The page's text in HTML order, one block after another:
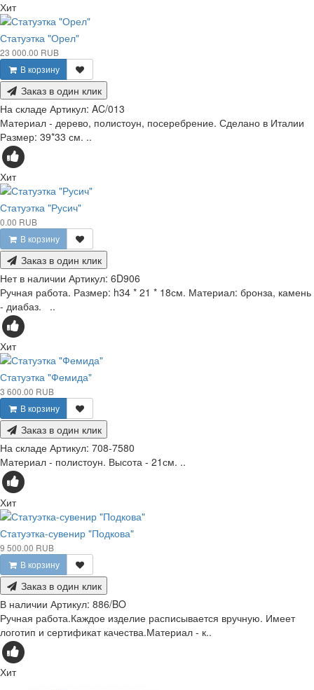
Хит
Статуэтка "Орел"
23 000.00 RUB
В корзину
Заказ в один клик
На складе Артикул: AC/013
Материал - дерево, полистоун, посеребрение. Сделано в Италии
Размер: 39*33 см. ..
Хит
Статуэтка "Русич"
0.00 RUB
В корзину
Заказ в один клик
Нет в наличии Артикул: 6D906
Ручная работа. Размер: h34 * 21 * 18см. Материал: бронза, камень
- диабаз. ..
Хит
Статуэтка "Фемида"
3 600.00 RUB
В корзину
Заказ в один клик
На складе Артикул: 708-7580
Материал - полистоун. Высота - 21см. ..
Хит
Статуэтка-сувенир "Подкова"
9 500.00 RUB
В корзину
Заказ в один клик
В наличии Артикул: 886/BO
Ручная работа.Каждое изделие расписывается вручную. Имеет
логотип и сертификат качества.Материал - к..
Хит